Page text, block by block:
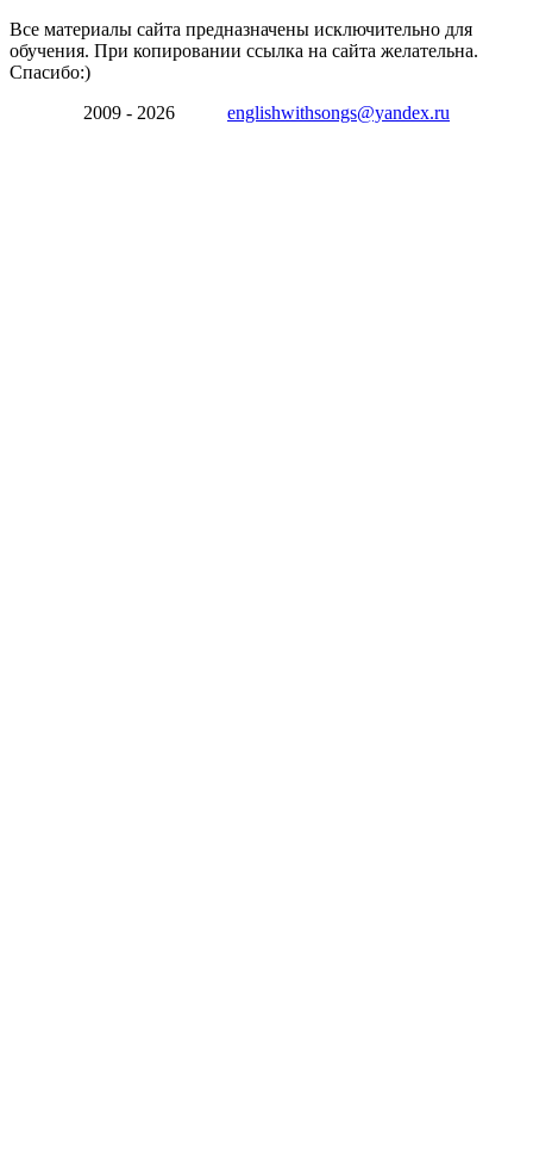
Все материалы сайта предназначены исключительно для
обучения. При копировании ссылка на сайта желательна.
Спасибо:)
2009 - 2026 englishwithsongs@yandex.ru